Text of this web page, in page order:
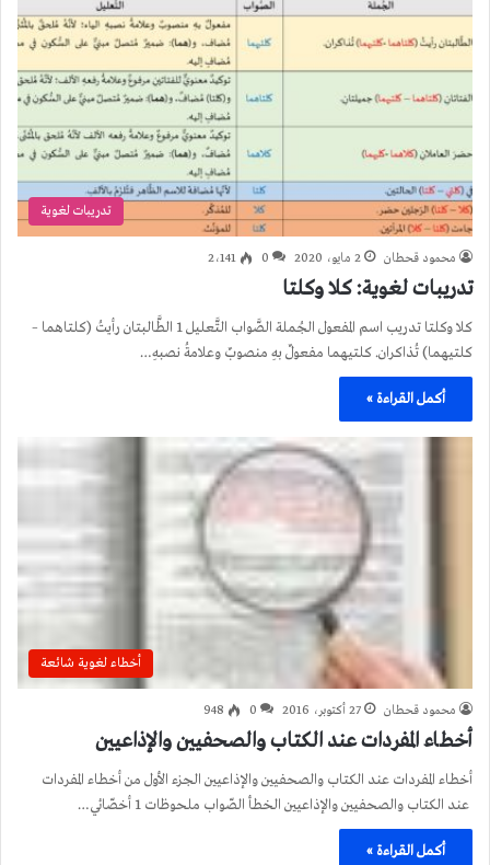
تدريبات لغوية
محمود قحطان 2 مايو، 2020 0 2٬141
تدريبات لغوية: كلا وكلتا
كلا وكلتا تدريب اسم المفعول الجُملة الصَّواب التَّعليل 1 الطَّالبتان رأيتُ (كلتاهما –
كلتيهما) تُذاكران. كلتيهما مفعولٌ بهِ منصوبٌ وعلامةُ نصبهِ…
أكمل القراءة »
أخطاء لغوية شائعة
محمود قحطان 27 أكتوبر، 2016 0
948
أخطاء المفردات عند الكتاب والصحفيين والإذاعيين
أخطاء المفردات عند الكتاب والصحفيين والإذاعيين الجزء الأول من أخطاء المفردات
عند الكتاب والصحفيين والإذاعيين الخطأ الصّواب ملحوظات 1 أخصّائي…
أكمل القراءة »